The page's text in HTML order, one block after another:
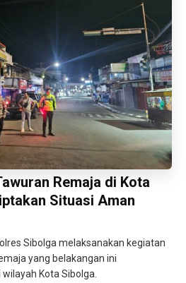
Remaja di Kota
Situasi Aman
Sibolga melaksanakan kegiatan
yang belakangan ini
Kota Sibolga.